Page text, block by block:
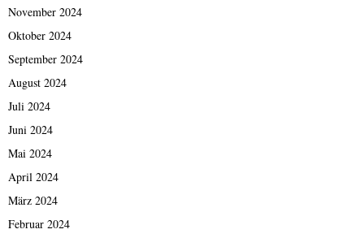
November 2024
Oktober 2024
September 2024
August 2024
Juli 2024
Juni 2024
Mai 2024
April 2024
März 2024
Februar 2024